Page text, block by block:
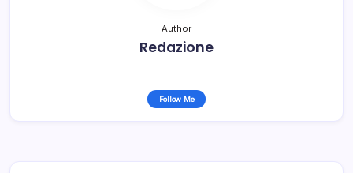
Author
Redazione
Follow Me